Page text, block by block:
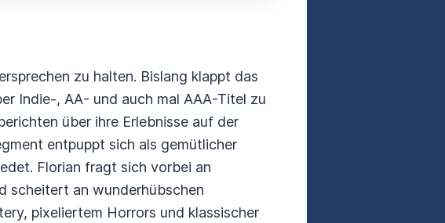
zu halten. Bislang klappt das
Indie-, AA- und auch mal AAA-Titel zu
über ihre Erlebnisse auf der
entpuppt sich als gemütlicher
Florian fragt sich vorbei an
scheitert an wunderhübschen
pixeliertem Horrors und klassischer